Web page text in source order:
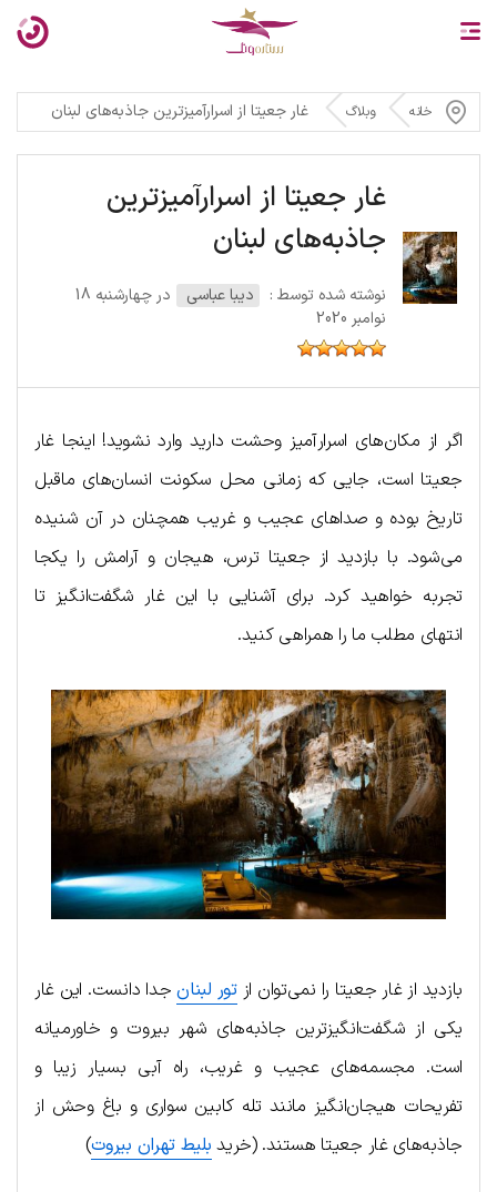
خانه وبلاگ غار جعیتا از اسرارآمیزترین جاذبه‌های لبنان
غار جعیتا از اسرارآمیزترین
جاذبه‌های لبنان
نوشته شده توسط : دیبا عباسی
در چهارشنبه 18
نوامبر 2020
اگر از مکان‌های اسرارآمیز وحشت دارید وارد نشوید! اینجا غار
جعیتا است، جایی که زمانی محل سکونت انسان‌های ماقبل
تاریخ بوده و صداهای عجیب و غریب همچنان در آن شنیده
می‌شود. با بازدید از جعیتا ترس، هیجان و آرامش را یکجا
تجربه خواهید کرد. برای آشنایی با این غار شگفت‌انگیز تا
انتهای مطلب ما را همراهی کنید.
بازدید از غار جعیتا را نمی‌توان ازتور لبنانجدا دانست. این غار
یکی از شگفت‌انگیزترین جاذبه‌های شهر بیروت و خاورمیانه
است. مجسمه‌های عجیب و غریب، راه آبی بسیار زیبا و
تفریحات هیجان‌انگیز مانند تله کابین سواری و باغ وحش از
جاذبه‌های غار جعیتا هستند. (خرید بلیط تهران بیروت)